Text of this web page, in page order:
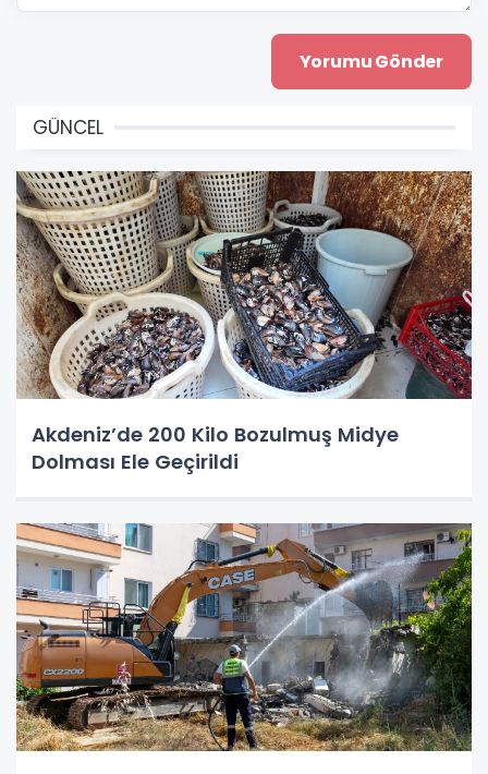
GÜNCEL
Akdeniz’de 200 Kilo Bozulmuş Midye
Dolması Ele Geçirildi